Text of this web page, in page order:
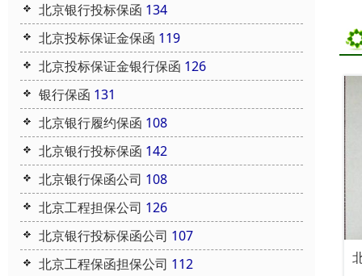
北京银行投标保函 134
北京投标保证金保函 119
北京投标保证金银行保函 126
银行保函 131
北京银行履约保函 108
北京银行投标保函 142
北京银行保函公司 108
北京工程担保公司 126
北京银行投标保函公司 107
北京工程保函担保公司 112